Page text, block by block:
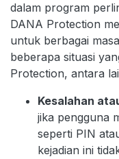
dalam program
DANA Protection
untuk berbagai
beberapa situasi
Protection, antara
Kesalahan
jika pengguna
seperti PIN
kejadian ini